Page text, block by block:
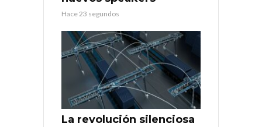
Hace 23 segundos
La revolución silenciosa